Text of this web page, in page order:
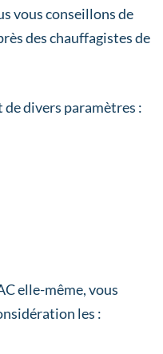
vous conseillons de
des chauffagistes de
de divers paramètres :
elle-même, vous
les :